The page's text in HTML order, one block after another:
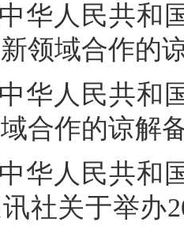
中华人民共
领域合作的
中华人民共
合作的谅解
中华人民共
社关于举办